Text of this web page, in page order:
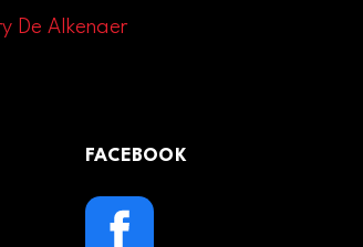
De Alkenaer
FACEBOOK